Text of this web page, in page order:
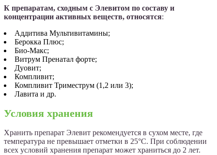
К препаратам, сходным с Элевитом по составу и
концентрации активных веществ, относятся:
Аддитива Мультивитамины;
Берокка Плюс;
Био-Макс;
Витрум Пренатал форте;
Дуовит;
Компливит;
Компливит Триместрум (1,2 или 3);
Лавита и др.
Условия хранения
Хранить препарат Элевит рекомендуется в сухом месте, где
температура не превышает отметки в 25°C. При соблюдении
всех условий хранения препарат может храниться до 2 лет.